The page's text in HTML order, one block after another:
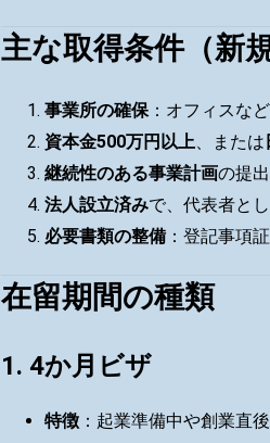
主な取得条件（新
事業所の確保：オフィスな
資本金500万円以上、または
継続性のある事業計画の提出
法人設立済みで、代表者と
必要書類の整備 ：登記事項
在留期間の種類
1. 4か月ビザ
特徴 ：起業準備中や創業直